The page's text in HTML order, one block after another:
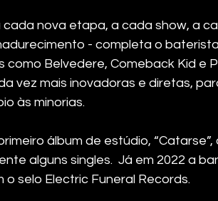
nova etapa, a cada show, a
- completa o
como Belvedere, Comeback Kid e
vez mais inovadoras e diretas,
às minorias.
álbum de estúdio,
alguns singles.  Já em 2022 a
selo Electric Funeral Records.